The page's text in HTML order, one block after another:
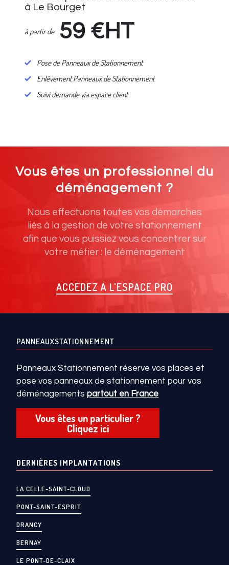
à Le Bourget
à partir de 59 €HT
Pose de Panneaux de Stationnement
Enlèvement Panneaux de Stationnement
Suivi demande via espace client
Vous êtes un professionnel du
déménagement ?
Nous effectuons toutes vos démarches
liés à la gestion de votre stationnement
afin que vous puissiez vous concentrer sur
votre métier : le déménagement
ACCÉDEZ À L'ESPACE PRO
PANNEAUXSTATIONNEMENT
Panneaux Stationnement réserve vos places et
pose vos panneaux de stationnement pour vos
déménagementspartout en France
Vous êtes un particulier ?
Cliquez ici
DERNIÈRES IMPLANTATIONS
LA CELLE-SAINT-CLOUD
PONT-SAINT-ESPRIT
DRANCY
BERNAY
LE PONT-DE-CLAIX